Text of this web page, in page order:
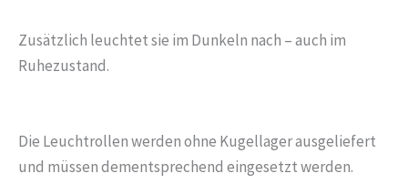
Zusätzlich leuchtet sie im Dunkeln nach – auch im
Ruhezustand.
Die Leuchtrollen werden ohne Kugellager ausgeliefert
und müssen dementsprechend eingesetzt werden.